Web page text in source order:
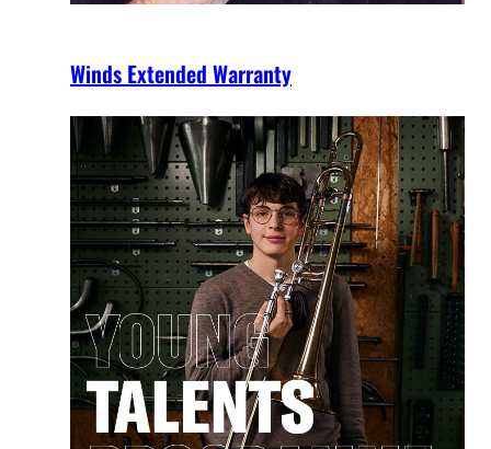
Winds Extended Warranty